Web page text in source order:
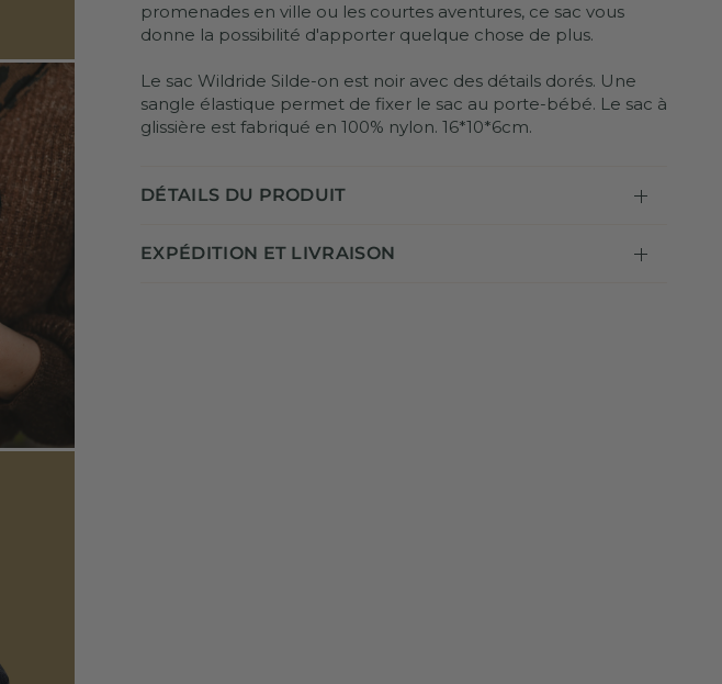
promenades en ville ou les courtes aventures, ce sac vous
donne la possibilité d'apporter quelque chose de plus.
Le sac Wildride Silde-on est noir avec des détails dorés. Une
sangle élastique permet de fixer le sac au porte-bébé. Le sac à
glissière est fabriqué en 100% nylon. 16*10*6cm.
DÉTAILS DU PRODUIT
EXPÉDITION ET LIVRAISON